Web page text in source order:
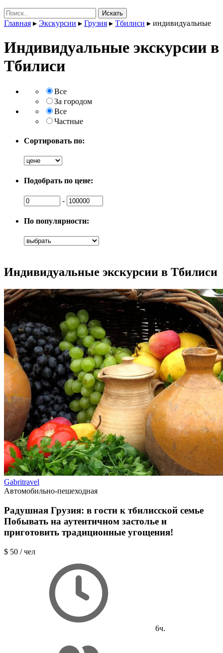
Поиск:
Главная ▸ Экскурсии ▸ Грузия ▸ Тбилиси ▸ индивидуальные
Индивидуальные экскурсии в
Тбилиси
Все
За городом
Все
Частные
Сортировать по:
Подобрать по цене:
-
По популярности:
Индивидуальные экскурсии в Тбилиси
Gabritravel
Автомобильно-пешеходная
Радушная Грузия: в гости к тбилисской семье
Побывать на аутентичном застолье и
приготовить традиционные угощения!
$ 50 / чел
6ч.